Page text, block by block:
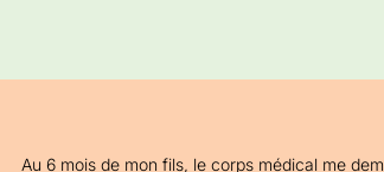
Au 6 mois de mon fils, le corps médical me